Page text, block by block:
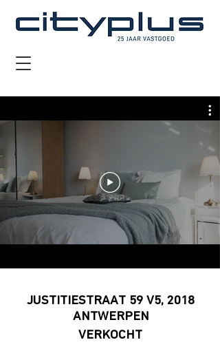
JUSTITIESTRAAT 59 V5, 2018
ANTWERPEN
VERKOCHT